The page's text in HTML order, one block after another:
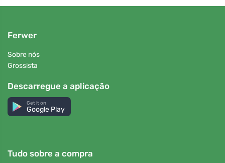
Ferwer
Sobre nós
Grossista
Descarregue a aplicação
Get it on
Google Play
Tudo sobre a compra